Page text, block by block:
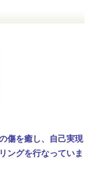
傷を癒し、自己実現
ングを行なっていま